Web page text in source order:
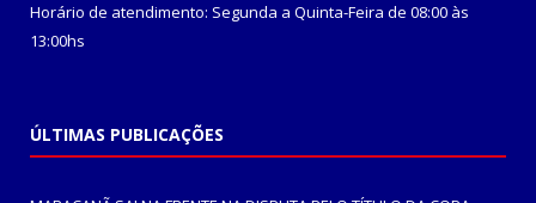
Horário de atendimento: Segunda a Quinta-Feira de 08:00 às
13:00hs
ÚLTIMAS PUBLICAÇÕES